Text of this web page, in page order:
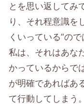
とを思い返してみ
り、それ程意識を
くいっている”の
私は、それはあな
かっているからで
が明確であればあ
て行動してしまう